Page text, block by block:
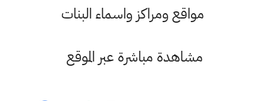
مواقع ومراكز واسماء البنات
مشاهدة مباشرة عبر الموقع